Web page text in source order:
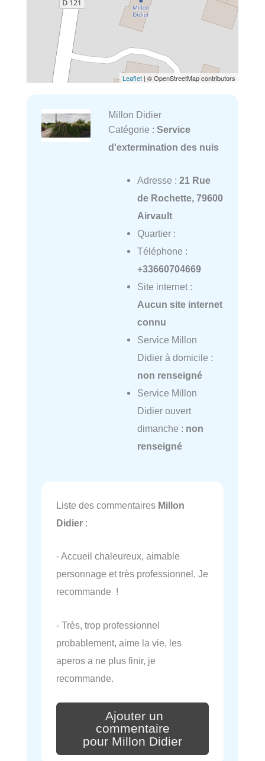
Leaflet | © OpenStreetMap contributors
Millon Didier
Catégorie : Service
d'extermination des nuis
Adresse : 21 Rue
de Rochette, 79600
Airvault
Quartier :
Téléphone :
+33660704669
Site internet :
Aucun site internet
connu
Service Millon
Didier à domicile :
non renseigné
Service Millon
Didier ouvert
dimanche : non
renseigné
Liste des commentaires Millon
Didier :
- Accueil chaleureux, aimable
personnage et très professionnel. Je
recommande !
- Très, trop professionnel
probablement, aime la vie, les
aperos a ne plus finir, je
recommande.
Ajouter un
commentaire
pour Millon Didier